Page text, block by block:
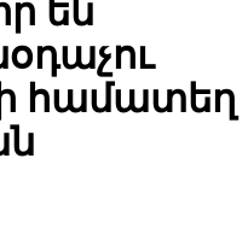
են
համատեղ